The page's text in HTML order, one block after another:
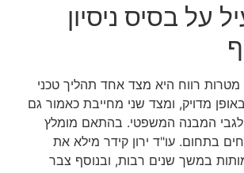
על בסיס ניסיון
רווח היא מצד אחד תהליך טכני
מדויק, ומצד שני מחייבת כאמור גם
לגבי המבנה המשפטי. בהתאם מומלץ
בתחום. עו"ד ירון קידר מילא את
במשך שנים רבות, ובנוסף צבר